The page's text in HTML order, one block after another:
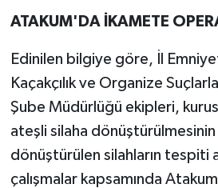
ATAKUM'DA İKAMETE
Edinilen bilgiye göre, İl
Kaçakçılık ve Organize
Şube Müdürlüğü ekipleri,
ateşli silaha
dönüştürülen silahların tespiti
çalışmalar kapsamında